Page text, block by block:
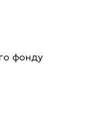
фонду